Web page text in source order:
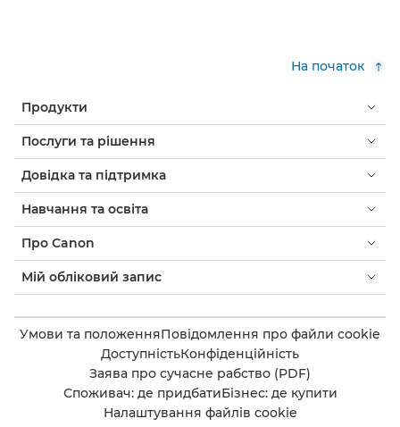
На початок
Продукти
Послуги та рішення
Довідка та підтримка
Навчання та освіта
Про Canon
Мій обліковий запис
Умови та положенняПовідомлення про файли cookie
ДоступністьКонфіденційність
Заява про сучасне рабство (PDF)
Споживач: де придбатиБізнес: де купити
Налаштування файлів cookie